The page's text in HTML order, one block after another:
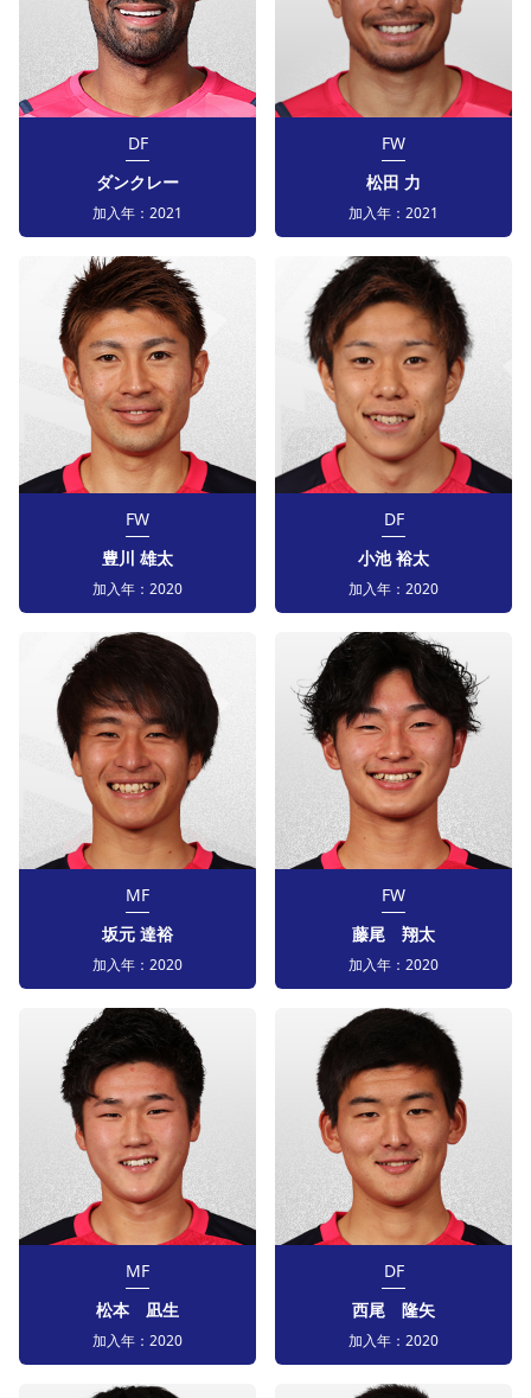
DF
ダンクレー
加入年： 2021
FW
松田 力
加入年： 2021
FW
豊川 雄太
加入年： 2020
DF
小池 裕太
加入年： 2020
MF
坂元 達裕
加入年： 2020
FW
藤尾 翔太
加入年： 2020
MF
松本 凪生
加入年： 2020
DF
西尾 隆矢
加入年： 2020